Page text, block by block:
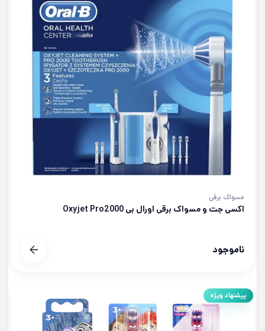
مسواک برقی
اکسی جت و مسواک برقی اورال بی Oxyjet Pro2000
ناموجود
پیشنهاد ویژه